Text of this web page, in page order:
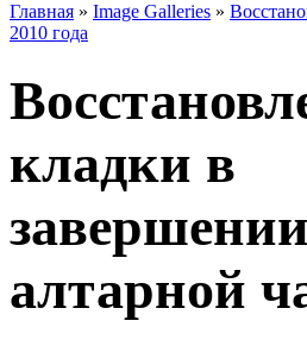
Главная » Image Galleries »
2010 года
кладки в
завершении
алтарной